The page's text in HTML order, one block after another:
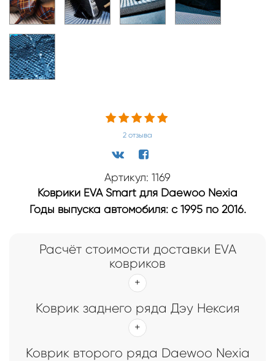
2 отзыва
Артикул: 1169
Коврики EVA Smart для Daewoo Nexia
Годы выпуска автомобиля: с 1995 по 2016.
Расчёт стоимости доставки EVA
ковриков
Коврик заднего ряда Дэу Нексия
Коврик второго ряда Daewoo Nexia